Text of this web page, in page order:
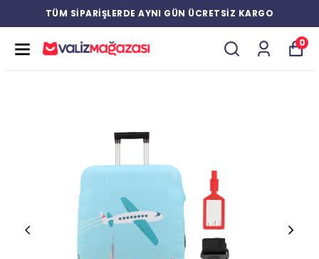
TÜM SİPARİŞLERDE AYNI GÜN ÜCRETSİZ KARGO
0